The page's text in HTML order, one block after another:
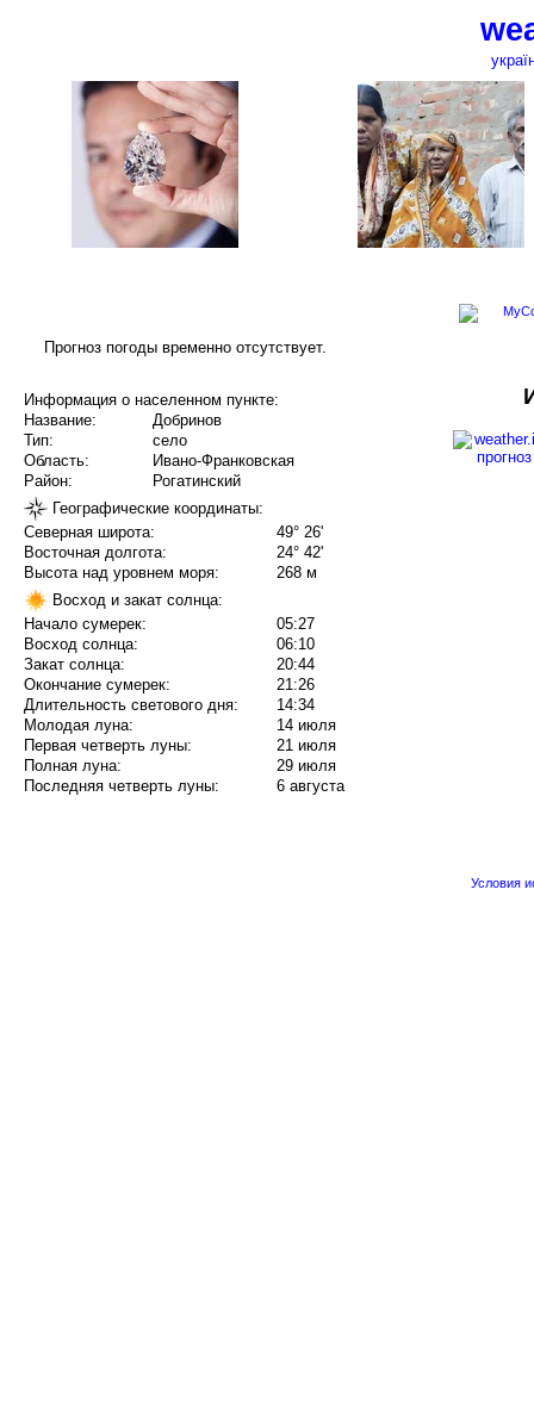
Прогноз погоды временно отсутствует.
Информация о населенном пункте:
Название:
Добринов
Тип:
село
Область:
Ивано-Франковская
Район:
Рогатинский
Географические координаты:
Северная широта:
49° 26'
Восточная долгота:
24° 42'
Высота над уровнем моря:
268 м
Восход и закат солнца:
Начало сумерек:
05:27
Восход солнца:
06:10
Закат солнца:
20:44
Окончание сумерек:
21:26
Длительность светового дня:
14:34
Молодая луна:
14 июля
Первая четверть луны:
21 июля
Полная луна:
29 июля
Последняя четверть луны:
6 августа
Условия